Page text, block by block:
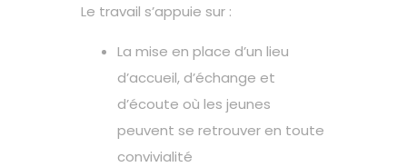
Le travail s’appuie sur :
La mise en place d’un lieu
d’accueil, d’échange et
d’écoute où les jeunes
peuvent se retrouver en toute
convivialité